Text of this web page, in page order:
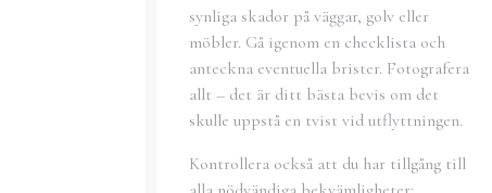
synliga skador på väggar, golv eller
möbler. Gå igenom en checklista och
anteckna eventuella brister. Fotografera
allt – det är ditt bästa bevis om det
skulle uppstå en tvist vid utflyttningen.
Kontrollera också att du har tillgång till